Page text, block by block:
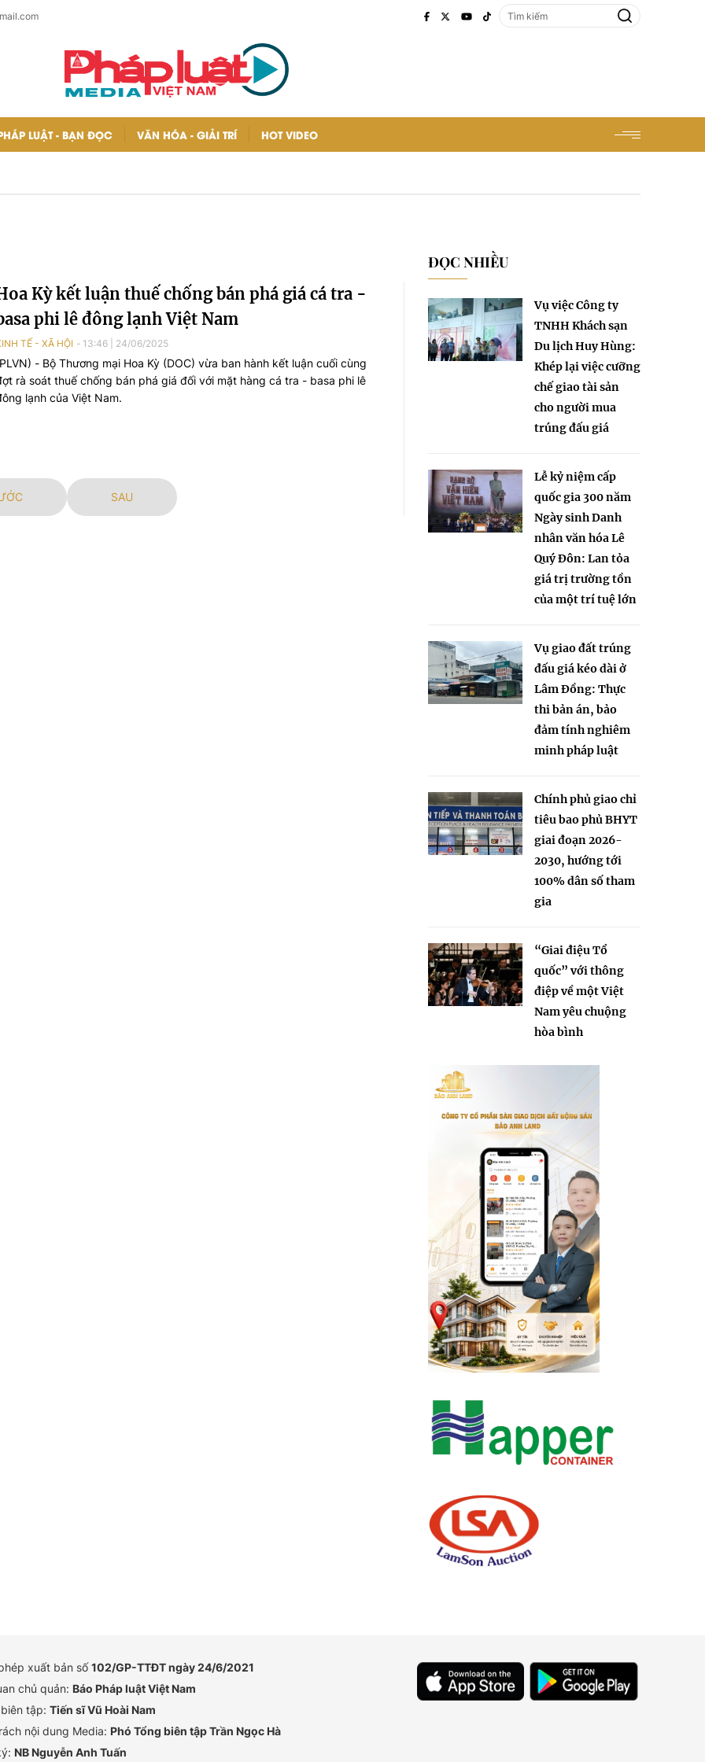
LUẬT - BẠN ĐỌC VĂN HÓA - GIẢI TRÍ HOT VIDEO
Kỳ kết luận thuế chống bán phá giá cá tra -
phi lê đông lạnh Việt Nam
TẾ - XÃ HỘI 13:46 24/06/2025
- Bộ Thương mại Hoa Kỳ (DOC) vừa ban hành kết luận cuối cùng
rà soát thuế chống bán phá giá đối với mặt hàng cá tra - basa phi lê
lạnh của Việt Nam.
SAU
ĐỌC NHIỀU
Vụ việc Công ty
TNHH Khách sạn
Du lịch Huy Hùng:
Khép lại việc cưỡng
chế giao tài sản
cho người mua
trúng đấu giá
Lễ kỷ niệm cấp
quốc gia 300 năm
Ngày sinh Danh
nhân văn hóa Lê
Quý Đôn: Lan tỏa
giá trị trường tồn
của một trí tuệ lớn
Vụ giao đất trúng
đấu giá kéo dài ở
Lâm Đồng: Thực
thi bản án, bảo
đảm tính nghiêm
minh pháp luật
Chính phủ giao chỉ
tiêu bao phủ BHYT
giai đoạn 2026-
2030, hướng tới
100% dân số tham
gia
“Giai điệu Tổ
quốc” với thông
điệp về một Việt
Nam yêu chuộng
hòa bình
xuất bản số102/GP-TTĐT ngày 24/6/2021
chủ quản: Báo Pháp luật Việt Nam
tập: Tiến sĩ Vũ Hoài Nam
nội dung Media: Phó Tổng biên tập Trần Ngọc Hà
NB Nguyễn Anh Tuấn